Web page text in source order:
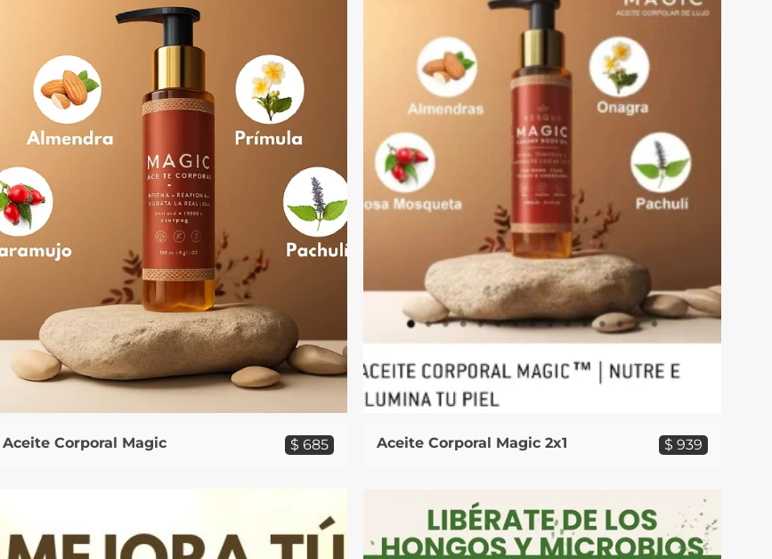
Aceite Corporal Magic $ 685 Aceite Corporal Magic 2x1 $ 939